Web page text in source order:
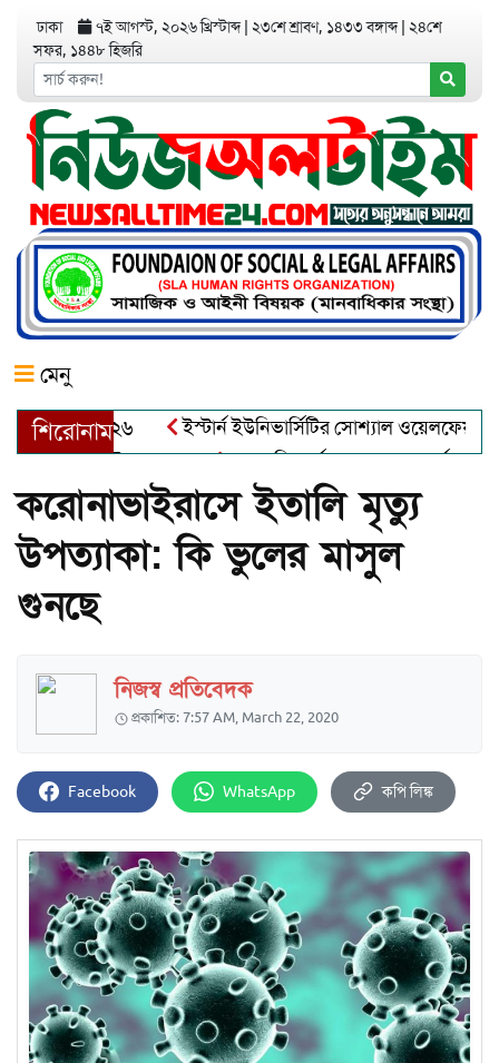
ঢাকা ৭ই আগস্ট, ২০২৬ খ্রিস্টাব্দ ২৩শে শ্রাবণ, ১৪৩৩ বঙ্গাব্দ ২৪শে
সফর, ১৪৪৮ হিজরি
মেনু
শিরোনাম
ইস্টার্ন ইউনিভার্সিটির সোশ্যাল ওয়েলফেয়ার
আত্মশুদ্ধি অর্জন ও অশুভকে বর্জন করে সত্য,সুন্দরকে
করোনাভাইরাসে ইতালি মৃত্যু
উপত্যাকা: কি ভুলের মাসুল
গুনছে
নিজস্ব প্রতিবেদক
প্রকাশিত: 7:57 AM, March 22, 2020
Facebook WhatsApp কপি লিঙ্ক